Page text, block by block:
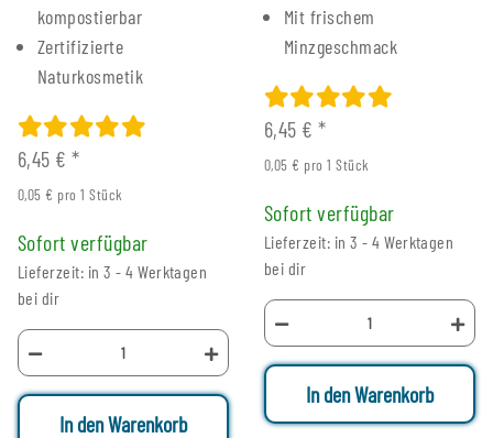
kompostierbar
Zertifizierte
Naturkosmetik
6,45 €*
0,05 € pro 1 Stück
Sofort verfügbar
Lieferzeit: in 3 - 4 Werktagen
bei dir
In den Warenkorb
Mit frischem
Minzgeschmack
6,45 €*
0,05 € pro 1 Stück
Sofort verfügbar
Lieferzeit: in 3 - 4 Werktagen
bei dir
In den Warenkorb